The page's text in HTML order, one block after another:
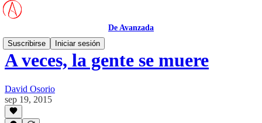
De Avanzada
Suscribirse
Iniciar sesión
A veces, la gente se muere
David Osorio
sep 19, 2015